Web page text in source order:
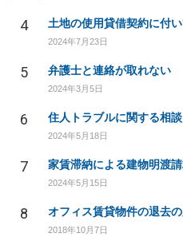
4 土地の使用貸借契約に付い
2024年7月23日
5 弁護士と連絡が取れない
2024年3月5日
6
2024年5月18日
7 家賃滞納による建物明渡
2024年5月15日
8
2018年10月7日